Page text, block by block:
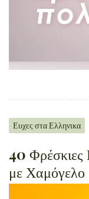
Ευχες στα Ελληνικα
40 Φρέσκιες
με Χαμόγελο